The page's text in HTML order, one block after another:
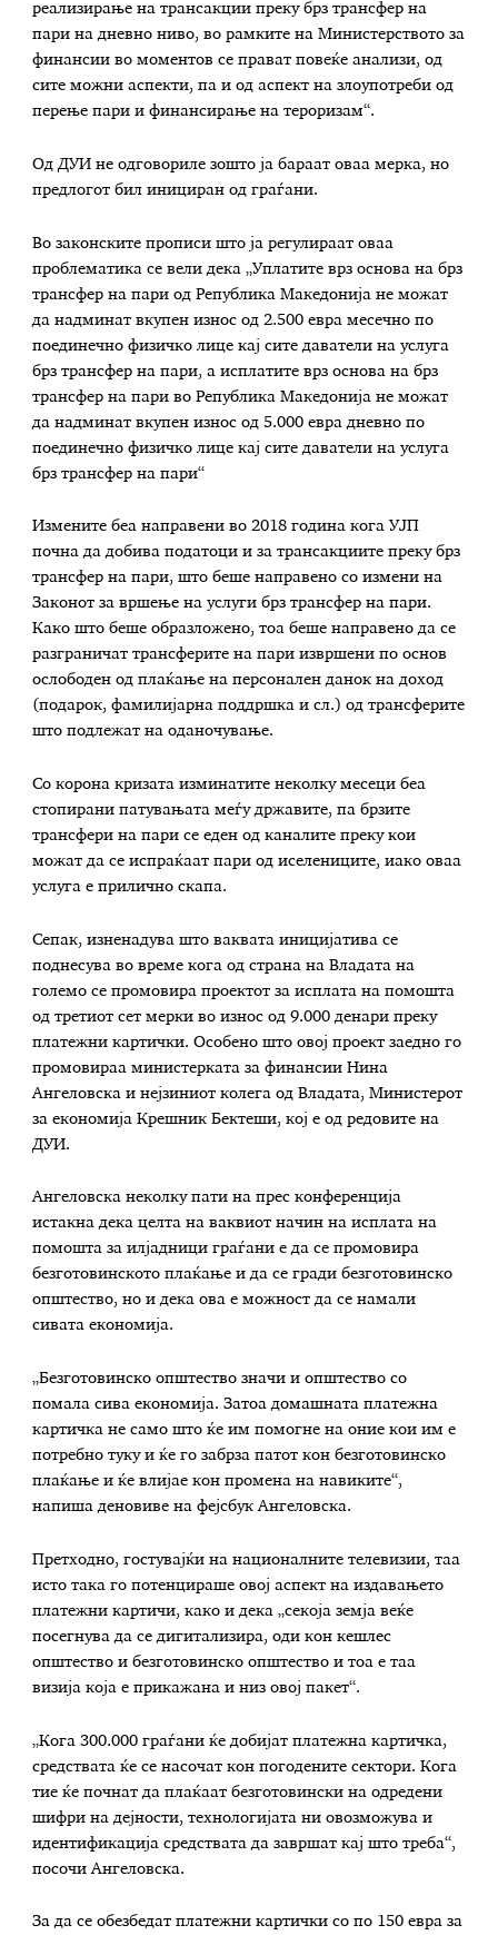
реализирање на трансакции преку брз трансфер на
пари на дневно ниво, во рамките на Министерството за
финансии во моментов се прават повеќе анализи, од
сите можни аспекти, па и од аспект на злоупотреби од
перење пари и финансирање на тероризам“.
Од ДУИ не одговориле зошто ја бараат оваа мерка, но
предлогот бил инициран од граѓани.
Во законските прописи што ја регулираат оваа
проблематика се вели дека „Уплатите врз основа на брз
трансфер на пари од Република Македонија не можат
да надминат вкупен износ од 2.500 евра месечно по
поединечно физичко лице кај сите даватели на услуга
брз трансфер на пари, а исплатите врз основа на брз
трансфер на пари во Република Македонија не можат
да надминат вкупен износ од 5.000 евра дневно по
поединечно физичко лице кај сите даватели на услуга
брз трансфер на пари“
Измените беа направени во 2018 година кога УЈП
почна да добива податоци и за трансакциите преку брз
трансфер на пари, што беше направено со измени на
Законот за вршење на услуги брз трансфер на пари.
Како што беше образложено, тоа беше направено да се
разграничат трансферите на пари извршени по основ
ослободен од плаќање на персонален данок на доход
(подарок, фамилијарна поддршка и сл.) од трансферите
што подлежат на оданочување.
Со корона кризата изминатите неколку месеци беа
стопирани патувањата меѓу државите, па брзите
трансфери на пари се еден од каналите преку кои
можат да се испраќаат пари од иселениците, иако оваа
услуга е прилично скапа.
Сепак, изненадува што ваквата иницијатива се
поднесува во време кога од страна на Владата на
големо се промовира проектот за исплата на помошта
од третиот сет мерки во износ од 9.000 денари преку
платежни картички. Особено што овој проект заедно го
промовираа министерката за финансии Нина
Ангеловска и нејзиниот колега од Владата, Министерот
за економија Крешник Бектеши, кој е од редовите на
ДУИ.
Ангеловска неколку пати на прес конференција
истакна дека целта на ваквиот начин на исплата на
помошта за илјадници граѓани е да се промовира
безготовинското плаќање и да се гради безготовинско
општество, но и дека ова е можност да се намали
сивата економија.
„Безготовинско општество значи и општество со
помала сива економија. Затоа домашната платежна
картичка не само што ќе им помогне на оние кои им е
потребно туку и ќе го забрза патот кон безготовинско
плаќање и ќе влијае кон промена на навиките“,
напиша деновиве на фејсбук Ангеловска.
Претходно, гостувајќи на националните телевизии, таа
исто така го потенцираше овој аспект на издавањето
платежни картичи, како и дека „секоја земја веќе
посегнува да се дигитализира, оди кон кешлес
општество и безготовинско општество и тоа е таа
визија која е прикажана и низ овој пакет“.
„Кога 300.000 граѓани ќе добијат платежна картичка,
средствата ќе се насочат кон погодените сектори. Кога
тие ќе почнат да плаќаат безготовински на одредени
шифри на дејности, технологијата ни овозможува и
идентификација средствата да завршат кај што треба“,
посочи Ангеловска.
За да се обезбедат платежни картички со по 150 евра за